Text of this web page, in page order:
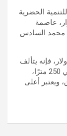
الحضرية
الأنوار، عاصمة
محمد السادس
كلف 350 مليون دولار، فإنه يتألف
من 55 طابقًا ويصل ارتفاعه الإجمالي إلى حوالي 250 مترًا،
ويعتبر أعلى